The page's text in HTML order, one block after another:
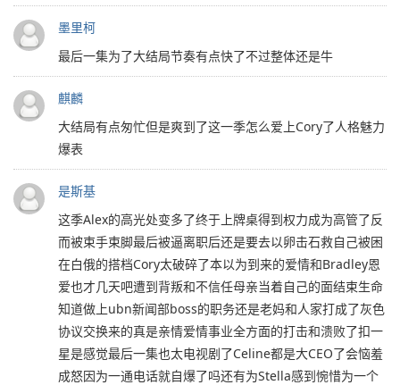
墨里柯
最后一集为了大结局节奏有点快了不过整体还是牛
麒麟
大结局有点匆忙但是爽到了这一季怎么爱上Cory了人格魅力
爆表
是斯基
这季Alex的高光处变多了终于上牌桌得到权力成为高管了反
而被束手束脚最后被逼离职后还是要去以卵击石救自己被困
在白俄的搭档Cory太破碎了本以为到来的爱情和Bradley恩
爱也才几天吧遭到背叛和不信任母亲当着自己的面结束生命
知道做上ubn新闻部boss的职务还是老妈和人家打成了灰色
协议交换来的真是亲情爱情事业全方面的打击和溃败了扣一
星是感觉最后一集也太电视剧了Celine都是大CEO了会恼羞
成怒因为一通电话就自爆了吗还有为Stella感到惋惜为一个